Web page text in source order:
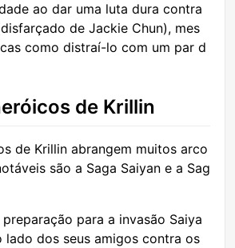
ao dar uma luta dura contra
de Jackie Chun), mes
como distraí-lo com um par d
de Krillin
de Krillin abrangem muitos arco
são a Saga Saiyan e a Sag
preparação para a invasão Saiya
lado dos seus amigos contra os